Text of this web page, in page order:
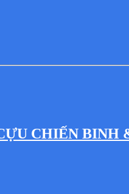
CHIẾN BINH